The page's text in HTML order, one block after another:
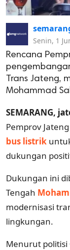
Senin, 1
Rencana
Trans Jateng,
Mohammad
SEMARANG,
Pemprov
bus listrik
dukungan
Dukungan ini
Tengah
modernisasi
lingkungan.
Menurut politisi